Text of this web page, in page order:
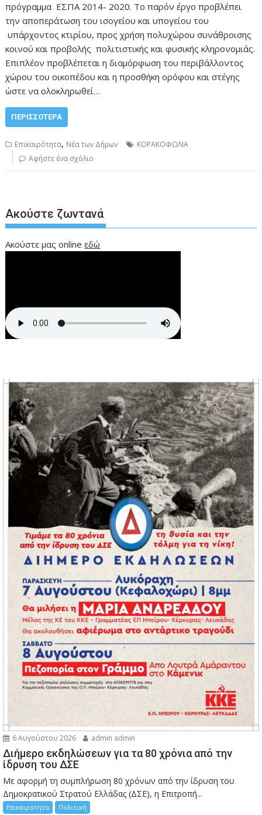
πρόγραμμα ΕΣΠΑ 2014- 2020. Το παρόν έργο προβλέπει
την αποπεράτωση του ισογείου και υπογείου του
υπάρχοντος κτιρίου, προς χρήση πολυχώρου συνάθροισης
κοινού και προβολής πολιτιστικής και φυσικής κληρονομιάς.
Επιπλέον προβλέπεται η διαμόρφωση του περιβάλλοντος
χώρου του οικοπέδου και η προσθήκη ορόφου και στέγης
ώστε να ολοκληρωθεί…
ΠΕΡΙΣΣΌΤΕΡΑ
Επικαιρότητα, Νέα των Δήμων
ΚΟΡΑΚΟΦΩΛΙΑ
Αφήστε ένα σχόλιο
Ακούστε ζωντανά
Ακούστε μας onlineεδώ
6 Αυγούστου 2026 admin admin
Διήμερο εκδηλώσεων για τα 80 χρόνια από την
ίδρυση του ΔΣΕ
Με αφορμή τη συμπλήρωση 80 χρόνων από την ίδρυση του
Δημοκρατικού Στρατού Ελλάδας (ΔΣΕ), η Επιτροπή...
Επικαιρότητα Πολιτική